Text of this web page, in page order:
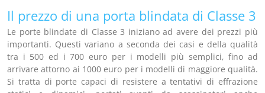
Il prezzo di una porta blindata di Classe 3
Le porte blindate di Classe 3 iniziano ad avere dei prezzi più
importanti. Questi variano a seconda dei casi e della qualità
tra i 500 ed i 700 euro per i modelli più semplici, fino ad
arrivare attorno ai 1000 euro per i modelli di maggiore qualità.
Si tratta di porte capaci di resistere a tentativi di effrazione